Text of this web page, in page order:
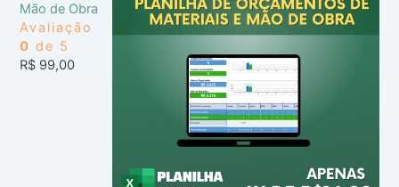
Mão de Obra
Avaliação
0 de 5
R$ 99,00